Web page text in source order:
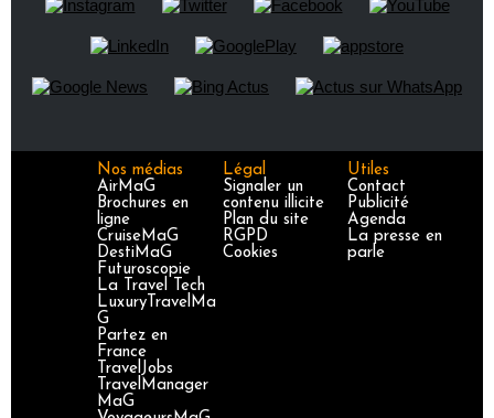
Nos médias
AirMaG
Brochures en
ligne
CruiseMaG
DestiMaG
Futuroscopie
La Travel Tech
LuxuryTravelMa
G
Partez en
France
TravelJobs
TravelManager
MaG
Légal
Signaler un
contenu illicite
Plan du site
RGPD
Cookies
Utiles
Contact
Publicité
Agenda
La presse en
parle